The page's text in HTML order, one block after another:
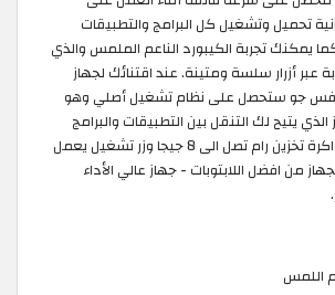
تحميل وتشغيل كل البرامج والتطبيقات
يمكنك تجربة الكيبورد الناعم الملمس والذي
عبر أزرار سلسة ومتينة. عند اقتنائك لجهاز
جو ستحصل على نظام تشغيل أصلي وهو
الذي يتيح لك التنقل بين التطبيقات والبرامج
بكل سهولة. مع ذاكرة تخزين رام تصل الى 8 جيجا وزر تشغيل يعمل
من افضل اللابتوبات - جهاز عالي الأداء
اللمس